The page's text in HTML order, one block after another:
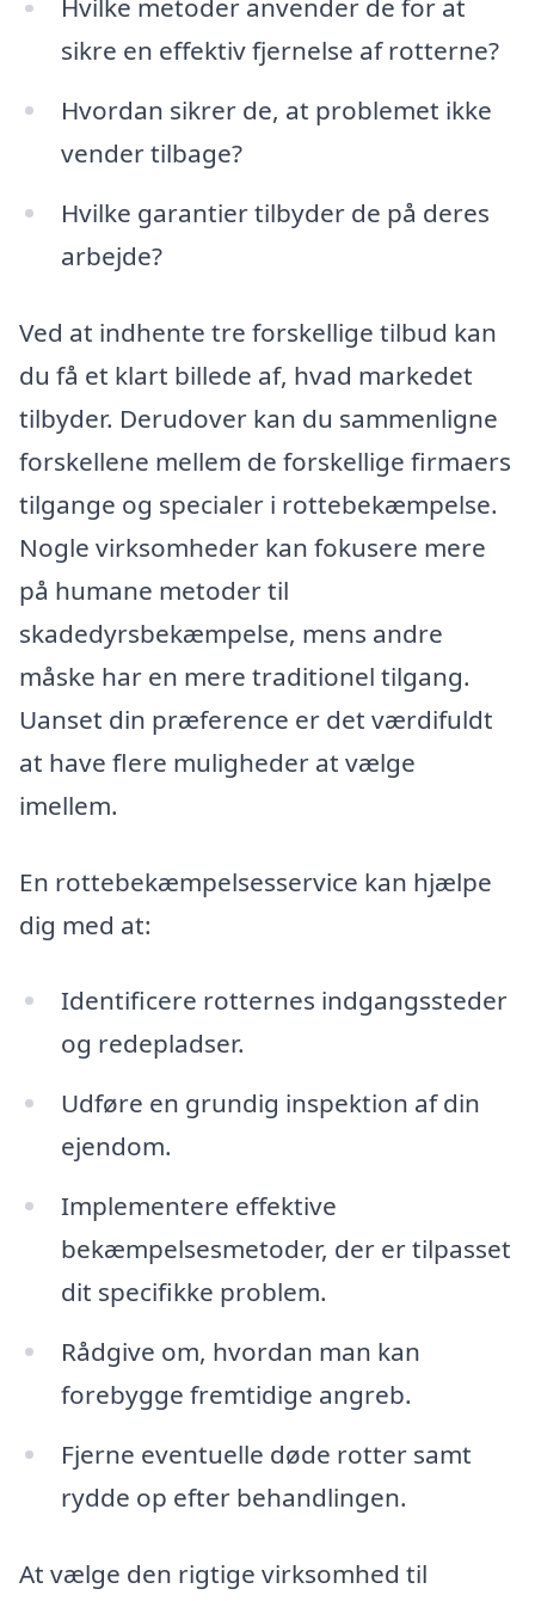
Hvilke metoder anvender de for at
sikre en effektiv fjernelse af rotterne?
Hvordan sikrer de, at problemet ikke
vender tilbage?
Hvilke garantier tilbyder de på deres
arbejde?
Ved at indhente tre forskellige tilbud kan
du få et klart billede af, hvad markedet
tilbyder. Derudover kan du sammenligne
forskellene mellem de forskellige firmaers
tilgange og specialer i rottebekæmpelse.
Nogle virksomheder kan fokusere mere
på humane metoder til
skadedyrsbekæmpelse, mens andre
måske har en mere traditionel tilgang.
Uanset din præference er det værdifuldt
at have flere muligheder at vælge
imellem.
En rottebekæmpelsesservice kan hjælpe
dig med at:
Identificere rotternes indgangssteder
og redepladser.
Udføre en grundig inspektion af din
ejendom.
Implementere effektive
bekæmpelsesmetoder, der er tilpasset
dit specifikke problem.
Rådgive om, hvordan man kan
forebygge fremtidige angreb.
Fjerne eventuelle døde rotter samt
rydde op efter behandlingen.
At vælge den rigtige virksomhed til